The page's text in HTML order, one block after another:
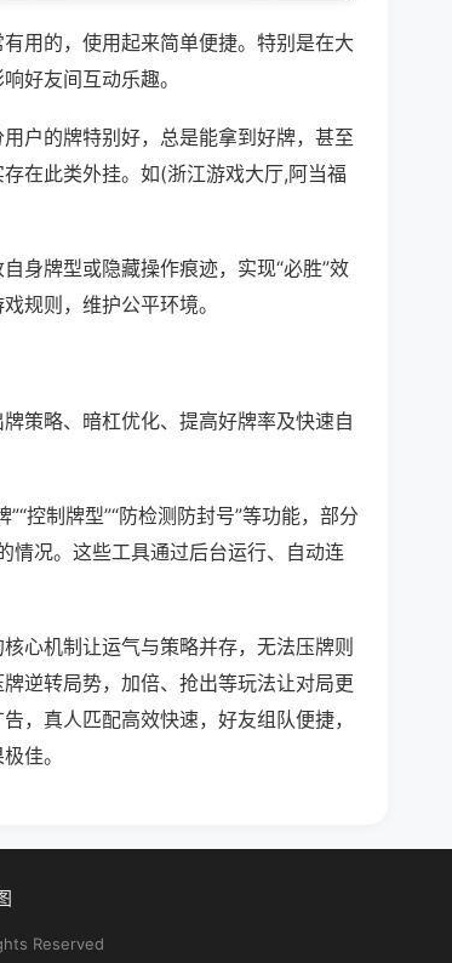
用的，使用起来简单便捷。特别是在大
好友间互动乐趣。
户的牌特别好，总是能拿到好牌，甚至
在此类外挂。如(浙江游戏大厅,阿当福
身牌型或隐藏操作痕迹，实现“必胜”效
规则，维护公平环境。
策略、暗杠优化、提高好牌率及快速自
控制牌型”“防检测防封号”等功能，部分
情况。这些工具通过后台运行、自动连
心机制让运气与策略并存，无法压牌则
逆转局势，加倍、抢出等玩法让对局更
，真人匹配高效快速，好友组队便捷，
佳。
Reserved